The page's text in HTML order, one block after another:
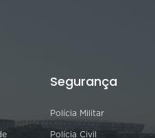
Segurança
Polícia Militar
Polícia Civil